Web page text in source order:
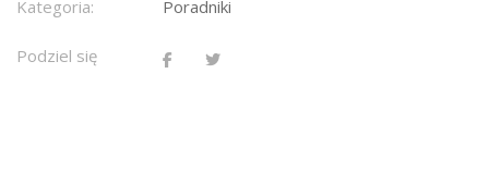
Kategoria: Poradniki
Podziel się